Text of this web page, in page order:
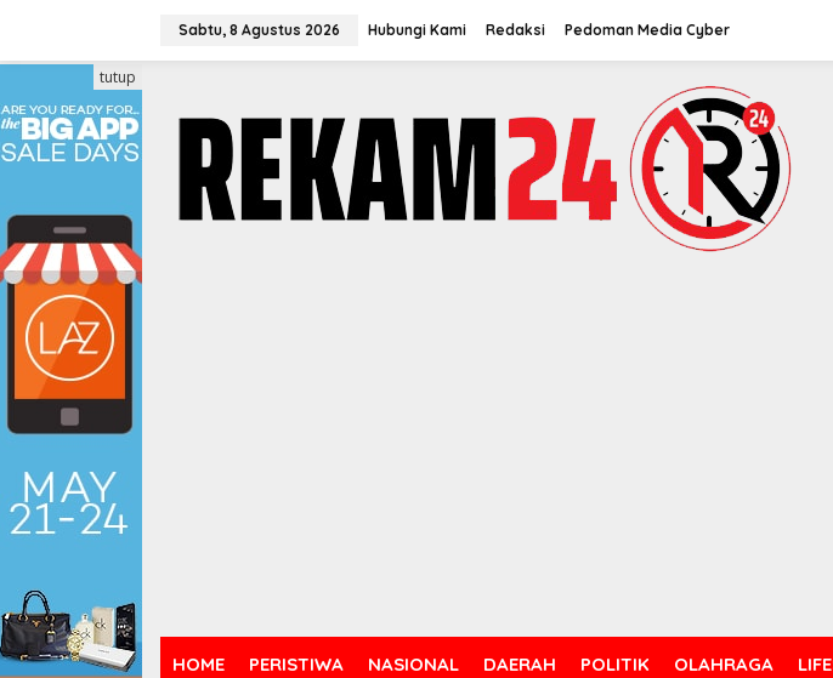
konten
Sabtu, 8 Agustus 2026 Hubungi Kami Redaksi Pedoman Media Cyber
HOME PERISTIWA NASIONAL DAERAH POLITIK OLAHRAGA
tutup